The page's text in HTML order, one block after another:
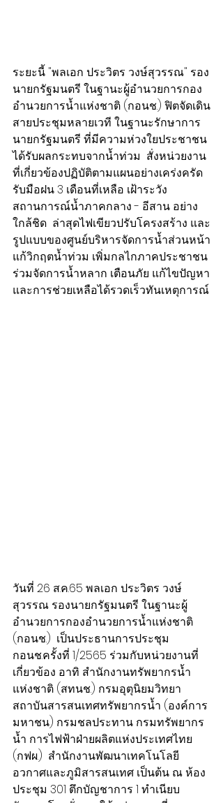
ระยะนี้ "พลเอก ประวิตร วงษ์สุวรรณ" รอง
นายกรัฐมนตรี ในฐานะผู้อำนวยการกอง
อำนวยการน้ำแห่งชาติ (กอนช.) ฟิตจัดเดิน
สายประชุมหลายเวที ในฐานะรักษาการ
นายกรัฐมนตรี ที่มีความห่วงใยประชาชน
ได้รับผลกระทบจากน้ำท่วม  สั่งหน่วยงาน
ที่เกี่ยวข้องปฏิบัติตามแผนอย่างเคร่งครัด
รับมือฝน 3 เดือนที่เหลือ เฝ้าระวัง
สถานการณ์น้ำภาคกลาง - อีสาน อย่าง
ใกล้ชิด  ล่าสุดไฟเขียวปรับโครงสร้าง และ
รูปแบบของศูนย์บริหารจัดการน้ำส่วนหน้า
แก้วิกฤตน้ำท่วม เพิ่มกลไกภาคประชาชน
ร่วมจัดการน้ำหลาก เตือนภัย แก้ไขปัญหา
และการช่วยเหลือได้รวดเร็วทันเหตุการณ์
วันที่ 26 ส.ค.65 พลเอก ประวิตร วงษ์
สุวรรณ รองนายกรัฐมนตรี ในฐานะผู้
อำนวยการกองอำนวยการน้ำแห่งชาติ
(กอนช.)  เป็นประธานการประชุม
กอนช.ครั้งที่ 1/2565 ร่วมกับหน่วยงานที่
เกี่ยวข้อง อาทิ สำนักงานทรัพยากรน้ำ
แห่งชาติ (สทนช.) กรมอุตุนิยมวิทยา
สถาบันสารสนเทศทรัพยากรน้ำ (องค์การ
มหาชน) กรมชลประทาน กรมทรัพยากร
น้ำ การไฟฟ้าฝ่ายผลิตแห่งประเทศไทย
(กฟผ.)  สำนักงานพัฒนาเทคโนโลยี
อวกาศและภูมิสารสนเทศ เป็นต้น ณ ห้อง
ประชุม 301 ตึกบัญชาการ 1 ทำเนียบ